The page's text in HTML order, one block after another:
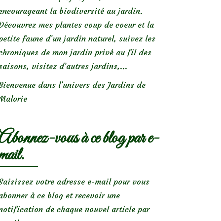
la biodiversité au jardin.
mes plantes coup de coeur et la
faune d’un jardin naturel, suivez les
de mon jardin privé au fil des
visitez d’autres jardins,...
dans l’univers des Jardins de
vous à ce blog par e-
votre adresse e-mail pour vous
à ce blog et recevoir une
de chaque nouvel article par